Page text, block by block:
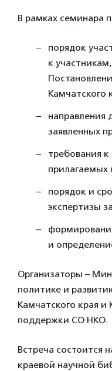
В рамках семинара
порядок
к
Камчатского
направления
заявленных
требования
прилагаемых
порядок и
экспертизы
и
Организаторы –
политике и
Камчатского края
поддержки СО НКО.
Встреча состоится
краевой научной